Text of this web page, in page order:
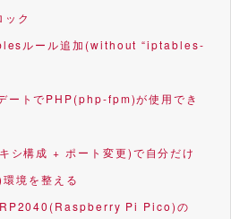
ク
ルール追加(without “iptables-
トでPHP(php-fpm)が使用でき
構成 + ポート変更)で自分だけ
境を整える
Pi Pico)の